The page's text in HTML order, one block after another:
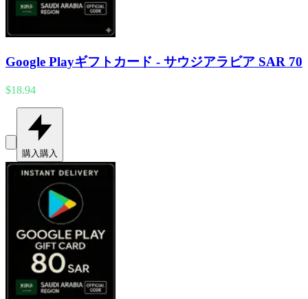
Google Playギフトカード - サウジアラビア SAR 70
$18.94
購入 購入